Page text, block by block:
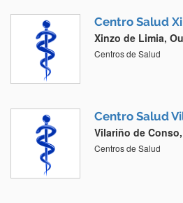
Centro Salud
Xinzo de Limia,
Centros de Salud
Centro Salud
Vilariño de
Centros de Salud